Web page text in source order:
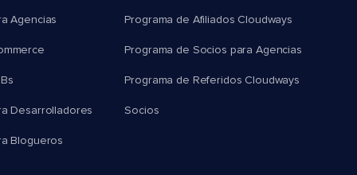
Agencias
Desarrolladores
Blogueros
Programa de Afiliados Cloudways
Programa de Socios para Agencias
Programa de Referidos Cloudways
Socios